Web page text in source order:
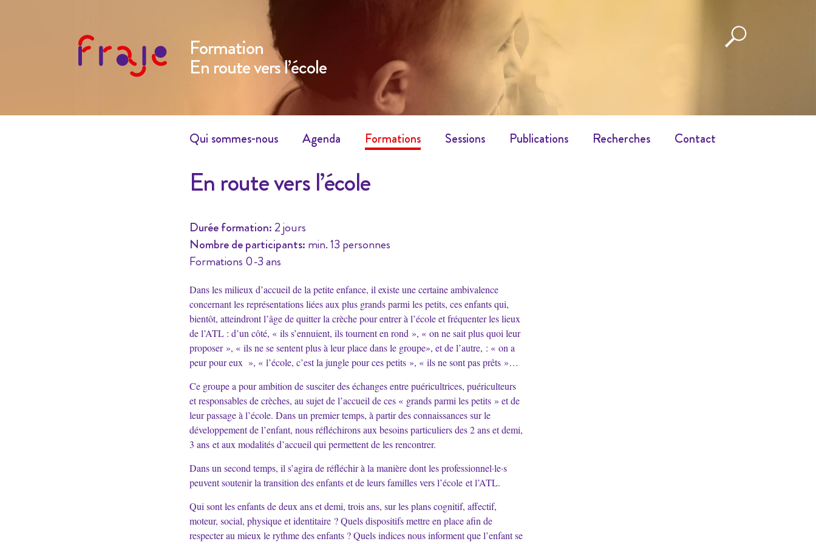
Formation
En route vers l’école
Qui sommes-nous Agenda Formations Sessions Publications Recherches Contact
En route vers l’école
Durée formation:2 jours
Nombre de participants: min. 13 personnes
Formations 0-3 ans
Dans les milieux d’accueil de la petite enfance, il existe une certaine ambivalence
concernant les représentations liées aux plus grands parmi les petits, ces enfants qui,
bientôt, atteindront l’âge de quitter la crèche pour entrer à l’école et fréquenter les lieux
de l’ATL : d’un côté, « ils s’ennuient, ils tournent en rond », « on ne sait plus quoi leur
proposer », « ils ne se sentent plus à leur place dans le groupe», et de l’autre, : « on a
peur pour eux », « l’école, c’est la jungle pour ces petits », « ils ne sont pas prêts »…
Ce groupe a pour ambition de susciter des échanges entre puéricultrices, puériculteurs
et responsables de crèches, au sujet de l’accueil de ces « grands parmi les petits » et de
leur passage à l’école. Dans un premier temps, à partir des connaissances sur le
développement de l’enfant, nous réfléchirons aux besoins particuliers des 2 ans et demi,
3 ans et aux modalités d’accueil qui permettent de les rencontrer.
Dans un second temps, il s’agira de réfléchir à la manière dont les professionnel·le·s
peuvent soutenir la transition des enfants et de leurs familles vers l’école et l’ATL.
Qui sont les enfants de deux ans et demi, trois ans, sur les plans cognitif, affectif,
moteur, social, physique et identitaire ? Quels dispositifs mettre en place afin de
respecter au mieux le rythme des enfants ? Quels indices nous informent que l’enfant se